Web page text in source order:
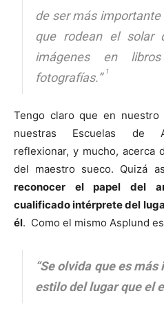
de ser más
que rodean el solar
imágenes en
fotografías.” 1
Tengo claro que en
nuestras Escuelas de
reflexionar, y mucho, acerca
del maestro sueco. Quizá
reconocer el papel del
cualificado intérprete del
él. Como el mismo Asplund
“Se olvida que es
estilo del lugar que el